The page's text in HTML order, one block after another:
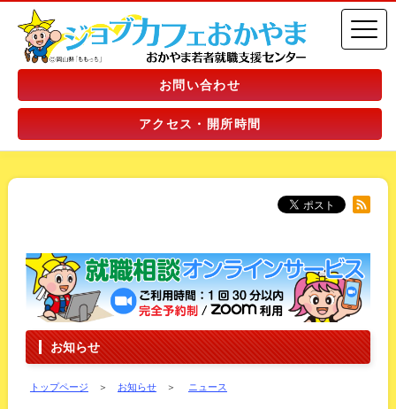
お問い合わせ
アクセス・開所時間
お知らせ
トップページ ＞ お知らせ＞ ニュース